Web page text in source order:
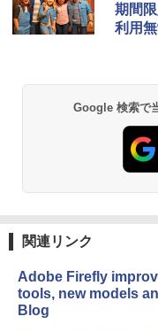
期間
利用
Google 検索で
関連リンク
Adobe Firefly
tools, new models
Blog